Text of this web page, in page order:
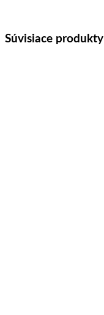
Súvisiace produkty